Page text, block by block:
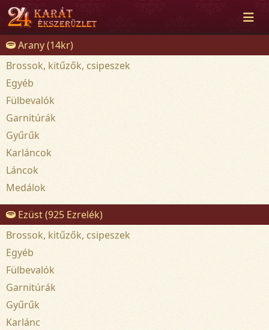
Arany (14kr)
Brossok, kitűzők, csipeszek
Egyéb
Fülbevalók
Garnitúrák
Gyűrűk
Karláncok
Láncok
Medálok
Ezüst (925 Ezrelék)
Brossok, kitűzők, csipeszek
Egyéb
Fülbevalók
Garnitúrák
Gyűrűk
Karlánc